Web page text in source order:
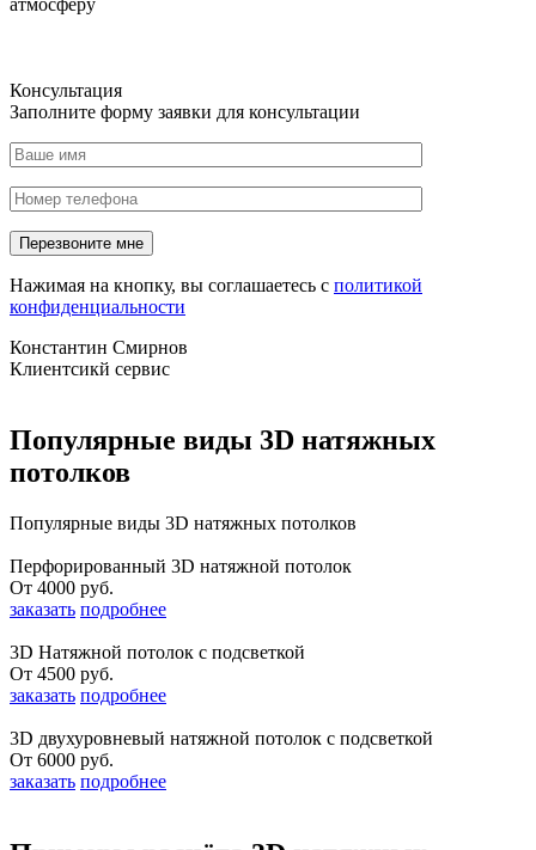
Консультация
Заполните форму заявки для консультации
Нажимая на кнопку, вы соглашаетесь с политикой
конфиденциальности
Константин Смирнов
Клиентсикй сервис
Популярные виды 3D натяжных
потолков
Популярные виды 3D натяжных потолков
Перфорированный 3D натяжной потолок
От 4000 руб.
заказать подробнее
3D Натяжной потолок с подсветкой
От 4500 руб.
заказать подробнее
3D двухуровневый натяжной потолок с подсветкой
От 6000 руб.
заказать подробнее